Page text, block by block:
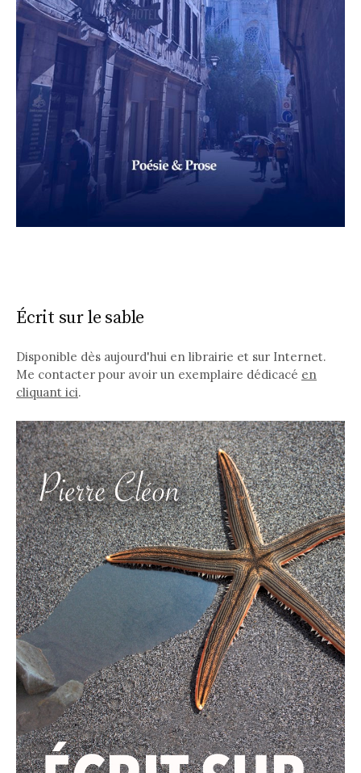
Écrit sur le sable
Disponible dès aujourd'hui en librairie et sur Internet.
Me contacter pour avoir un exemplaire dédicacé en
cliquant ici.